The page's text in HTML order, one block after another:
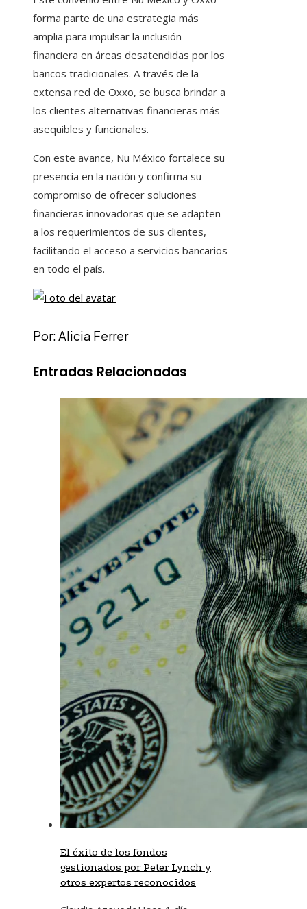
forma parte de una estrategia más
amplia para impulsar la inclusión
financiera en áreas desatendidas por los
bancos tradicionales. A través de la
extensa red de Oxxo, se busca brindar a
los clientes alternativas financieras más
asequibles y funcionales.
Con este avance, Nu México fortalece su
presencia en la nación y confirma su
compromiso de ofrecer soluciones
financieras innovadoras que se adapten
a los requerimientos de sus clientes,
facilitando el acceso a servicios bancarios
en todo el país.
Por: Alicia Ferrer
Entradas Relacionadas
El éxito de los fondos
gestionados por Peter Lynch y
otros expertos reconocidos